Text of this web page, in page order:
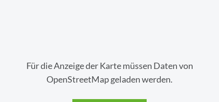
Für die Anzeige der Karte müssen Daten von
OpenStreetMap geladen werden.